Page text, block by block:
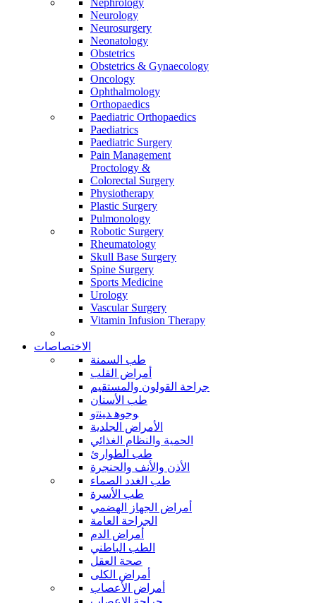
Neurology
Neurosurgery
Neonatology
Obstetrics
Obstetrics & Gynaecology
Oncology
Ophthalmology
Orthopaedics
Paediatric Orthopaedics
Paediatrics
Paediatric Surgery
Pain Management
Proctology &
Colorectal Surgery
Physiotherapy
Plastic Surgery
Pulmonology
Robotic Surgery
Rheumatology
Skull Base Surgery
Spine Surgery
Sports Medicine
Urology
Vascular Surgery
Vitamin Infusion Therapy
الاختصاصات
طب السمنة
أمراض القلب
جراحة القولون والمستقيم
طب الأسنان
ﻮﺟﻮﻫ ﺪﻴﻨﺗﻭ
الأمراض الجلدية
الحمية والنظام الغذائي
طب الطوارئ
الأذن والأنف والحنجرة
طب الغدد الصماء
طب الأسرة
أمراض الجهاز الهضمي
الجراحة العامة
أمراض الدم
الطب الباطني
صحة العقل
أمراض الكلى
أمراض الأعصاب